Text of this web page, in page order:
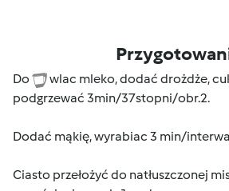
Do
wlac mleko, dodać drożdże,
podgrzewać 3min/37stopni/obr.2.
Dodać mąkię, wyrabiac 3 min/
Ciasto przełożyć do natłuszczonej